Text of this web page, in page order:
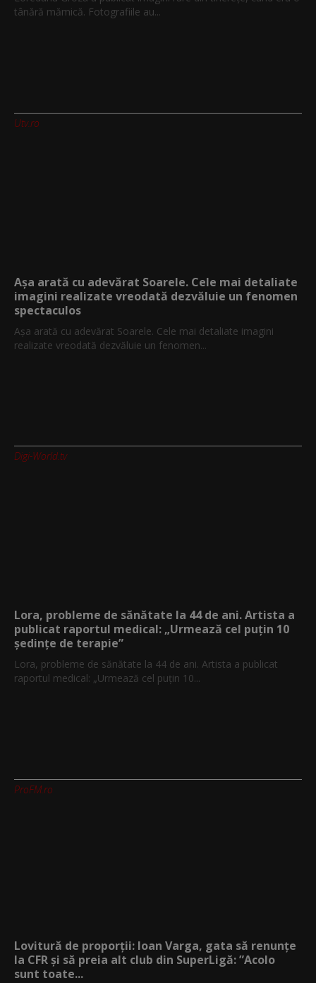
tânără mămică. Fotografiile au...
Utv.ro
Așa arată cu adevărat Soarele. Cele mai detaliate
imagini realizate vreodată dezvăluie un fenomen
spectaculos
Așa arată cu adevărat Soarele. Cele mai detaliate imagini
realizate vreodată dezvăluie un fenomen...
Digi-World.tv
Lora, probleme de sănătate la 44 de ani. Artista a
publicat raportul medical: „Urmează cel puțin 10
ședințe de terapie”
Lora, probleme de sănătate la 44 de ani. Artista a publicat
raportul medical: „Urmează cel puțin 10...
ProFM.ro
Lovitură de proporții: Ioan Varga, gata să renunțe
la CFR și să preia alt club din SuperLigă: ”Acolo
sunt toate...